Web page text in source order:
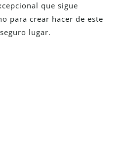
que sigue
para crear hacer de este
lugar.